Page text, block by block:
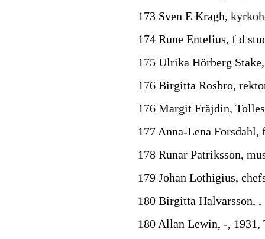
173 Sven E Kragh,
174 Rune Entelius, f d
175 Ulrika Hörberg
176 Birgitta Rosbro,
176 Margit Fräjdin,
177 Anna-Lena Forsdahl,
178 Runar Patriksson,
179 Johan Lothigius,
180 Birgitta Halvarsson, ,
180 Allan Lewin, -, 1931,